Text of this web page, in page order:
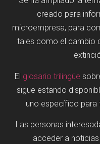
creado para
microempresa, para
tales como el cambio
El glosario trilingüe
sigue estando
uno específico para
Las personas
acceder a